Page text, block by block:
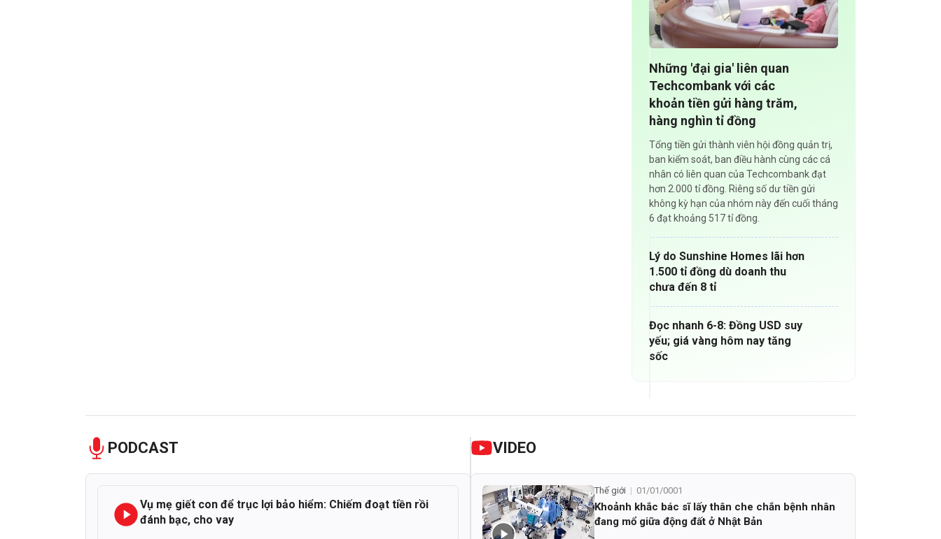
Những 'đại gia' liên quan
Techcombank với các
khoản tiền gửi hàng trăm,
hàng nghìn tỉ đồng
Tổng tiền gửi thành viên hội đồng quản trị,
ban kiểm soát, ban điều hành cùng các cá
nhân có liên quan của Techcombank đạt
hơn 2.000 tỉ đồng. Riêng số dư tiền gửi
không kỳ hạn của nhóm này đến cuối tháng
6 đạt khoảng 517 tỉ đồng.
Lý do Sunshine Homes lãi hơn
1.500 tỉ đồng dù doanh thu
chưa đến 8 tỉ
Đọc nhanh 6-8: Đồng USD suy
yếu; giá vàng hôm nay tăng
sốc
PODCAST
Vụ mẹ giết con để trục lợi bảo hiểm: Chiếm đoạt tiền rồi
đánh bạc, cho vay
VIDEO
Thế giới 01/01/0001
Khoảnh khắc bác sĩ lấy thân che chắn bệnh nhân
đang mổ giữa động đất ở Nhật Bản